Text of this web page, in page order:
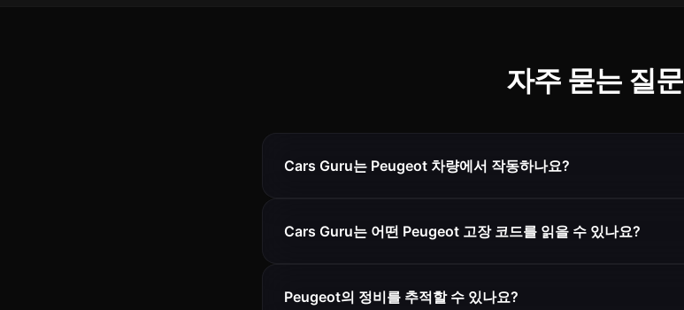
자주 묻는 질문
Cars Guru는 Peugeot 차량에서 작동하나요?
Cars Guru는 어떤 Peugeot 고장 코드를 읽을 수 있나요?
Peugeot의 정비를 추적할 수 있나요?